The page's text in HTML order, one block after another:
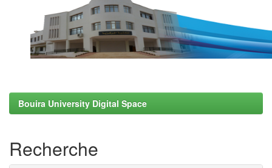
Bouira University Digital Space
Recherche